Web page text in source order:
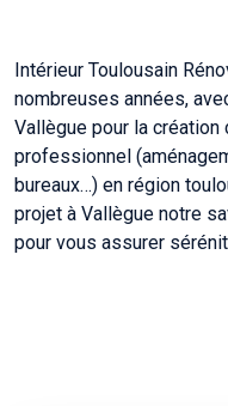
Intérieur Toulousain
nombreuses années,
Vallègue pour la
professionnel
bureaux…) en région
projet à Vallègue notre
pour vous assurer